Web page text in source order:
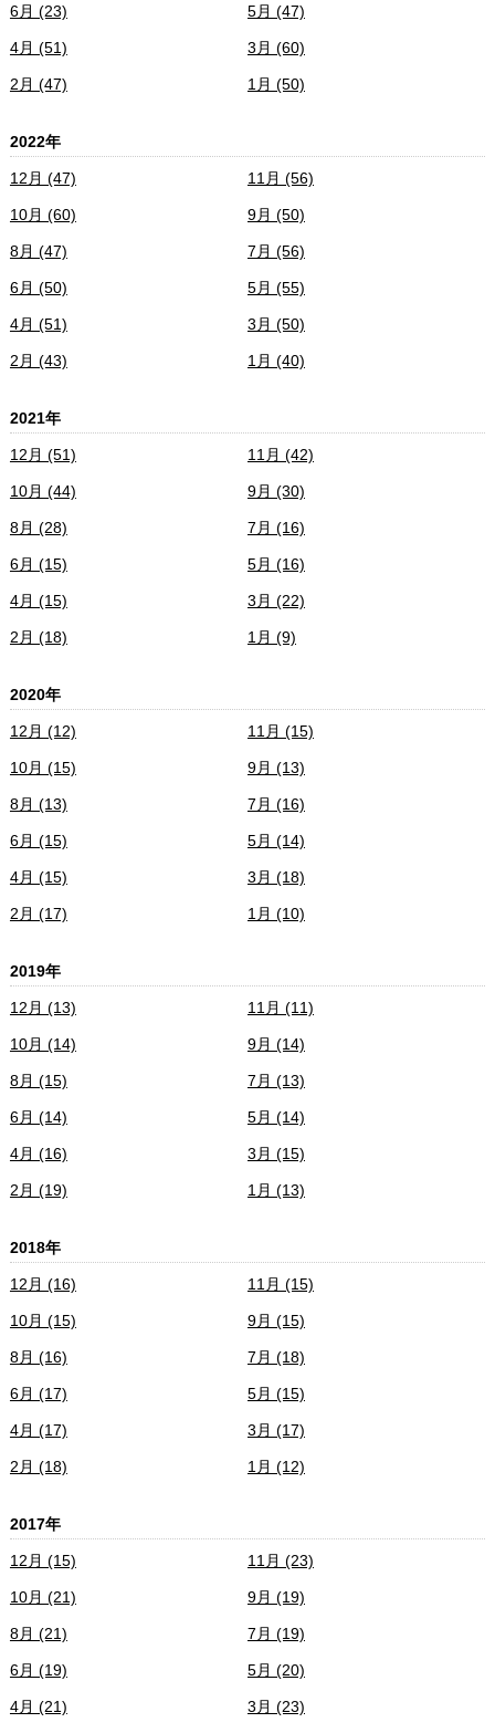
6月 (23) 5月 (47)
4月 (51) 3月 (60)
2月 (47) 1月 (50)
2022年
12月 (47) 11月 (56)
10月 (60) 9月 (50)
8月 (47) 7月 (56)
6月 (50) 5月 (55)
4月 (51) 3月 (50)
2月 (43) 1月 (40)
2021年
12月 (51) 11月 (42)
10月 (44) 9月 (30)
8月 (28) 7月 (16)
6月 (15) 5月 (16)
4月 (15) 3月 (22)
2月 (18) 1月 (9)
2020年
12月 (12) 11月 (15)
10月 (15) 9月 (13)
8月 (13) 7月 (16)
6月 (15) 5月 (14)
4月 (15) 3月 (18)
2月 (17) 1月 (10)
2019年
12月 (13) 11月 (11)
10月 (14) 9月 (14)
8月 (15) 7月 (13)
6月 (14) 5月 (14)
4月 (16) 3月 (15)
2月 (19) 1月 (13)
2018年
12月 (16) 11月 (15)
10月 (15) 9月 (15)
8月 (16) 7月 (18)
6月 (17) 5月 (15)
4月 (17) 3月 (17)
2月 (18) 1月 (12)
2017年
12月 (15) 11月 (23)
10月 (21) 9月 (19)
8月 (21) 7月 (19)
6月 (19) 5月 (20)
4月 (21) 3月 (23)